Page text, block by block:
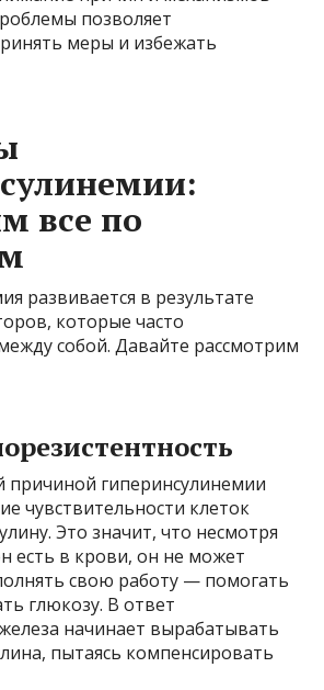
позволяет
меры и избежать
все по
развивается в результате
которые часто
собой. Давайте рассмотрим
причиной гиперинсулинемии
чувствительности клеток
Это значит, что несмотря
есть в крови, он не может
свою работу — помогать
глюкозу. В ответ
начинает вырабатывать
пытаясь компенсировать